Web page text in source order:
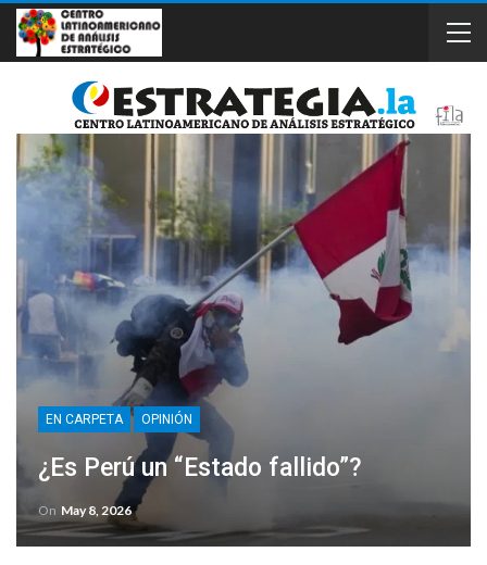
EN CARPETA OPINIÓN
¿Es Perú un “Estado fallido”?
On May 8, 2026